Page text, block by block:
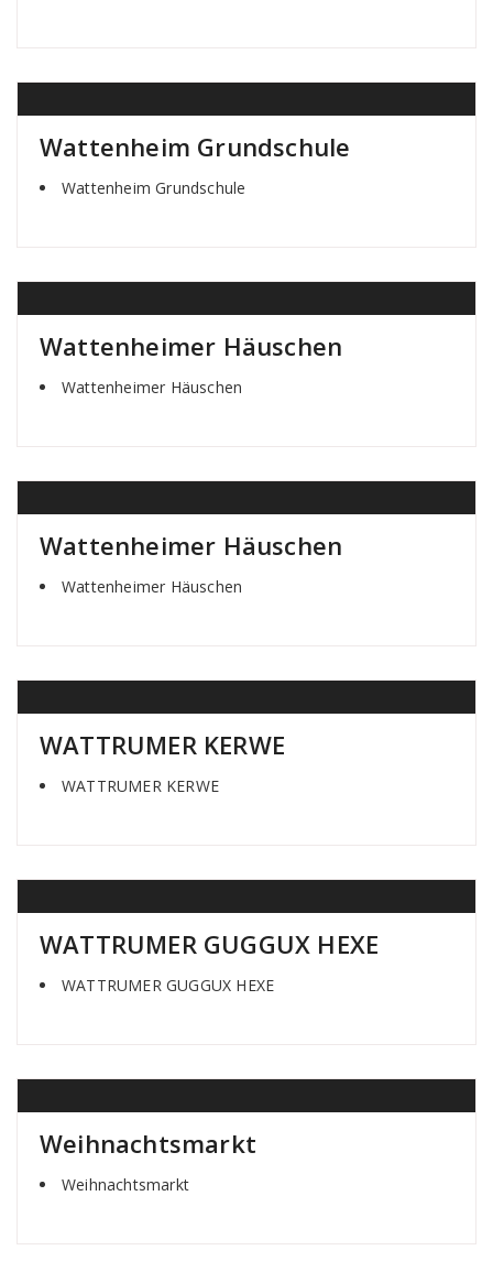
Wattenheim Grundschule
Wattenheim Grundschule
Wattenheimer Häuschen
Wattenheimer Häuschen
Wattenheimer Häuschen
Wattenheimer Häuschen
WATTRUMER KERWE
WATTRUMER KERWE
WATTRUMER GUGGUX HEXE
WATTRUMER GUGGUX HEXE
Weihnachtsmarkt
Weihnachtsmarkt